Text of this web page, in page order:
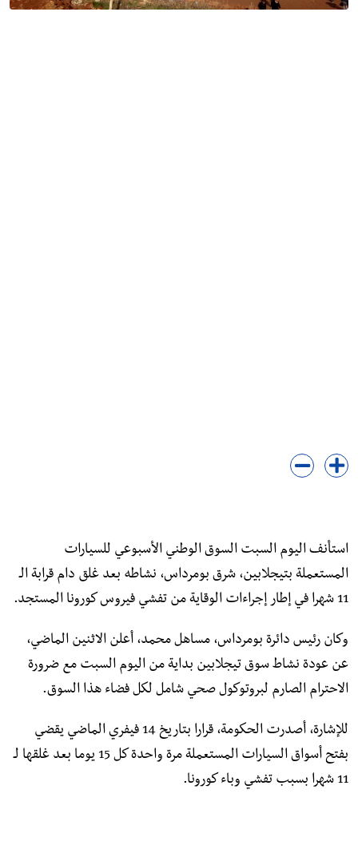
استأنف اليوم السبت السوق الوطني الأسبوعي للسيارات
المستعملة بتيجلابين، شرق بومرداس، نشاطه بعد غلق دام قرابة الـ
11 شهرا في إطار إجراءات الوقاية من تفشي فيروس كورونا المستجد.
وكان رئيس دائرة بومرداس، مساهل محمد، أعلن الاثنين الماضي،
عن عودة نشاط سوق تيجلابين بداية من اليوم السبت مع ضرورة
الاحترام الصارم لبروتوكول صحي شامل لكل فضاء هذا السوق.
للإشارة، أصدرت الحكومة، قرارا بتاريخ 14 فيفري الماضي يقضي
بفتح أسواق السيارات المستعملة مرة واحدة كل 15 يوما بعد غلقها لـ
11 شهرا بسبب تفشي وباء كورونا.